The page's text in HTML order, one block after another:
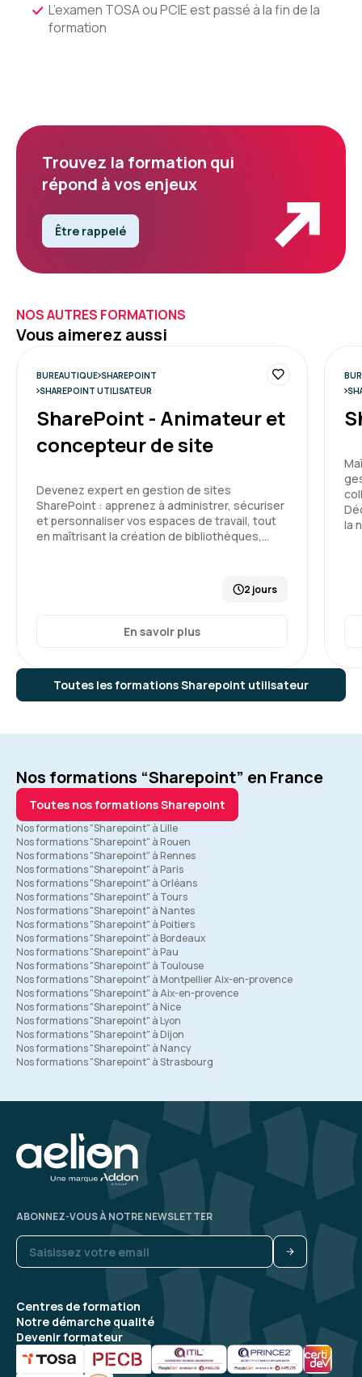
L’examen TOSA ou PCIE est passé à la fin de la
formation
Trouvez la formation qui
répond à vos enjeux
Être rappelé
NOS AUTRES FORMATIONS
Vous aimerez aussi
Toutes les formations Sharepoint utilisateur
BUREAUTIQUE SHAREPOINT
SHAREPOINT UTILISATEUR
SharePoint - Animateur et
concepteur de site
Devenez expert en gestion de sites
SharePoint : apprenez à administrer, sécuriser
et personnaliser vos espaces de travail, tout
en maîtrisant la création de bibliothèques,…
2 jours
En savoir plus
la
Nos formations “Sharepoint” en France
Toutes nos formations Sharepoint
Nos formations "Sharepoint" à Lille
Nos formations "Sharepoint" à Rouen
Nos formations "Sharepoint" à Rennes
Nos formations "Sharepoint" à Paris
Nos formations "Sharepoint" à Orléans
Nos formations "Sharepoint" à Tours
Nos formations "Sharepoint" à Nantes
Nos formations "Sharepoint" à Poitiers
Nos formations "Sharepoint" à Bordeaux
Nos formations "Sharepoint" à Pau
Nos formations "Sharepoint" à Toulouse
Nos formations "Sharepoint" à Montpellier Aix-en-provence
Nos formations "Sharepoint" à Aix-en-provence
Nos formations "Sharepoint" à Nice
Nos formations "Sharepoint" à Lyon
Nos formations "Sharepoint" à Dijon
Nos formations "Sharepoint" à Nancy
Nos formations "Sharepoint" à Strasbourg
Centres de formation
Notre démarche qualité
Devenir formateur
ABONNEZ-VOUS À NOTRE NEWSLETTER